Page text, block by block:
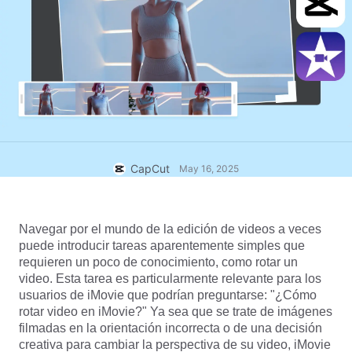
Texto y audio
Subtítulos automáticos
Plantillas de subtítulos
Texto a voz
Mejora de voz
Reducción de ruido
Imagen
Marketing
Estilo de vida y vlogs
Diseño personalizado
Más
Recursos
Tendencias del mercado
Selección popular
Consejos y tendencias de plantillas
Más
Plantillas para sectores
Plantillas de resumen
Centro de confianza
Centro de ayuda
Abrir CapCut
CapCut May 16, 2025
Navegar por el mundo de la edición de videos a veces
puede introducir tareas aparentemente simples que
requieren un poco de conocimiento, como rotar un
video. Esta tarea es particularmente relevante para los
usuarios de iMovie que podrían preguntarse: "¿Cómo
rotar video en iMovie?" Ya sea que se trate de imágenes
filmadas en la orientación incorrecta o de una decisión
creativa para cambiar la perspectiva de su video, iMovie